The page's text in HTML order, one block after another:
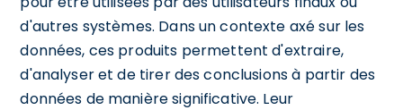
d'autres systèmes. Dans un contexte axé sur les
données, ces produits permettent d'extraire,
d'analyser et de tirer des conclusions à partir des
données de manière significative. Leur